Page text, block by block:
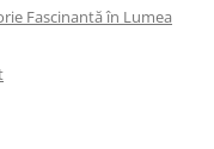
Fascinantă în Lumea